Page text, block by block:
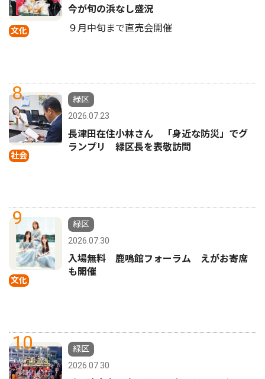
文化
今が旬の浜なし盛況
９月中旬まで直売会開催
8
社会
緑区
2026.07.23
長津田在住小林さん 「身近な防災」でグ
ランプリ 緑区長を表敬訪問
9
文化
緑区
2026.07.30
入場無料 鹿鳴館フォーラム えがお寄席
も開催
10
緑区
2026.07.30